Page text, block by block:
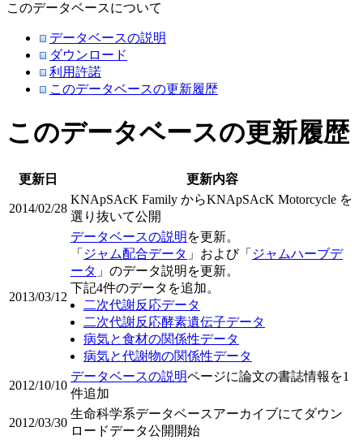
このデータベースについて
データベースの説明
ダウンロード
利用許諾
このデータベースの更新履歴
このデータベースの更新履歴
更新日 更新内容
2014/02/28
KNApSAcK Family からKNApSAcK Motorcycle を
選り抜いて公開
2013/03/12
データベースの説明 を更新。
「 ジャム配合データ 」および「 ジャムハーブデ
ータ 」のデータ説明を更新。
下記4件のデータを追加。
二次代謝反応データ
二次代謝反応酵素遺伝子データ
病気と食材の関係性データ
病気と代謝物の関係性データ
2012/10/10
データベースの説明ページに論文の書誌情報を1
件追加
2012/03/30
生命科学系データベースアーカイブにてダウン
ロードデータ公開開始